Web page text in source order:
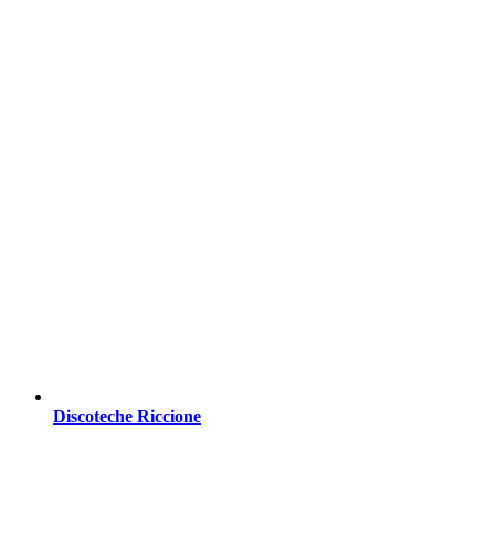
Discoteche Riccione